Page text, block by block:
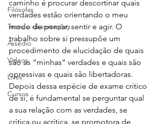
Filósofas
Teses e dissertações
Assédio
Vídeos
Lives
Cursos
caminho é procurar descortinar quais
verdades estão orientando o meu
modo de pensar, sentir e agir. O
trabalho sobre si pressupõe um
procedimento de elucidação de quais
são as “minhas” verdades e quais são
opressivas e quais são libertadoras.
Depois dessa espécie de exame crítico
de si, é fundamental se perguntar qual
a sua relação com as verdades, se
crítica ou acrítica, se promotora de